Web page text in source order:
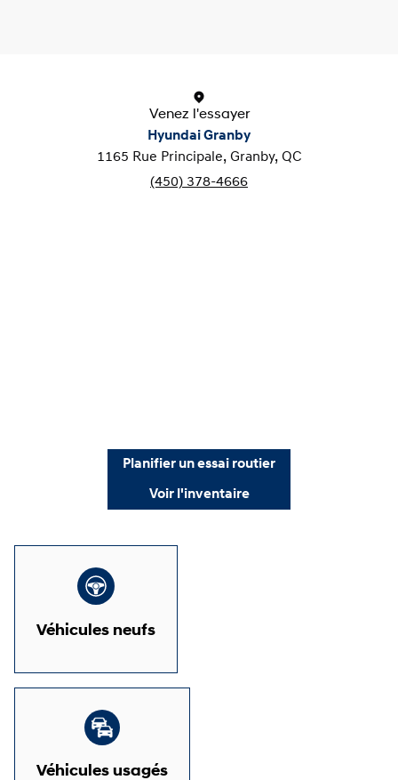
Venez l'essayer
Hyundai Granby
1165 Rue Principale, Granby, QC
(450) 378-4666
Planifier un essai routier
Voir l'inventaire
Véhicules neufs
Véhicules usagés